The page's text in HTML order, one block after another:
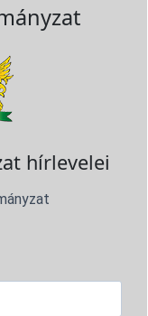
hírlevelei